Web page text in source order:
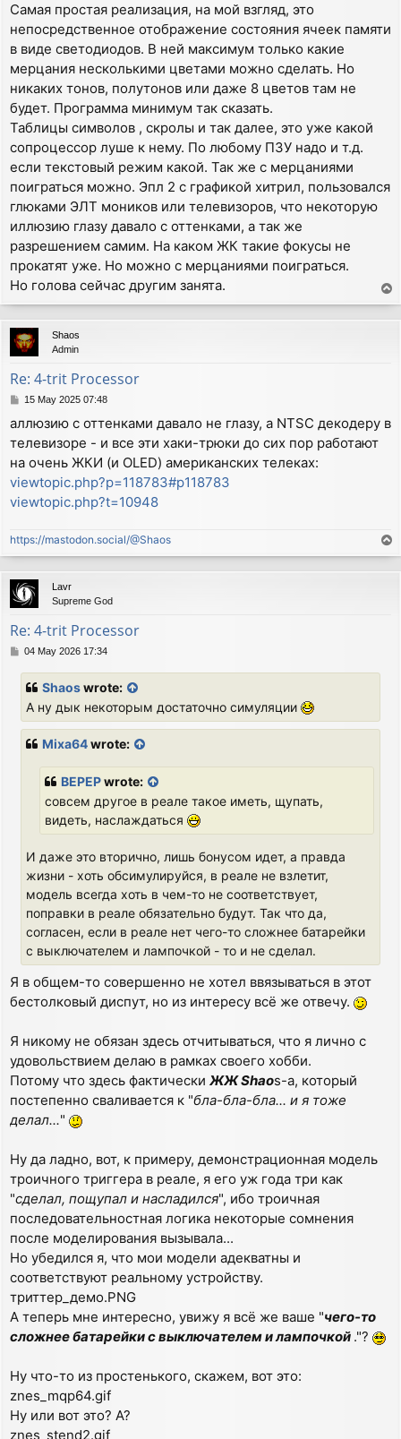
Самая простая реализация, на мой взгляд, это
непосредственное отображение состояния ячеек памяти
в виде светодиодов. В ней максимум только какие
мерцания несколькими цветами можно сделать. Но
никаких тонов, полутонов или даже 8 цветов там не
будет. Программа минимум так сказать.
Таблицы символов , скролы и так далее, это уже какой
сопроцессор луше к нему. По любому ПЗУ надо и т.д.
если текстовый режим какой. Так же с мерцаниями
поиграться можно. Эпл 2 с графикой хитрил, пользовался
глюками ЭЛТ моников или телевизоров, что некоторую
иллюзию глазу давало с оттенками, а так же
разрешением самим. На каком ЖК такие фокусы не
прокатят уже. Но можно с мерцаниями поиграться.
Но голова сейчас другим занята.
o
p
Shaos
Admin
Re: 4-trit Processor
P
s
t
15 May 2025 07:48
аллюзию с оттенками давало не глазу, а NTSC декодеру в
телевизоре - и все эти хаки-трюки до сих пор работают
на очень ЖКИ (и OLED) американских телеках:
viewtopic.php?p=118783#p118783
viewtopic.php?t=10948
https://mastodon.social/@Shaos
o
p
Lavr
Supreme God
Re: 4-trit Processor
P04 May 2026 17:34
Shaoswrote:
А ну дык некоторым достаточно симуляции
Mixa64wrote:
BEPEPwrote:
совсем другое в реале такое иметь, щупать,
видеть, наслаждаться
И даже это вторично, лишь бонусом идет, а правда
жизни - хоть обсимулируйся, в реале не взлетит,
модель всегда хоть в чем-то не соответствует,
поправки в реале обязательно будут. Так что да,
согласен, если в реале нет чего-то сложнее батарейки
с выключателем и лампочкой - то и не сделал.
Я в общем-то совершенно не хотел ввязываться в этот
бестолковый диспут, но из интересу всё же отвечу.
Я никому не обязан здесь отчитываться, что я лично с
удовольствием делаю в рамках своего хобби.
Потому что здесь фактически ЖЖ Shaos-а, который
постепенно сваливается к "бла-бла-бла... и я тоже
делал..."
Ну да ладно, вот, к примеру, демонстрационная модель
троичного триггера в реале, я его уж года три как
"сделал, пощупал и насладился", ибо троичная
последовательностная логика некоторые сомнения
после моделирования вызывала...
Но убедился я, что мои модели адекватны и
соответствуют реальному устройству.
триттер_демо.PNG
А теперь мне интересно, увижу я всё же ваше "чего-то
сложнее батарейки с выключателем и лампочкой ."?
Ну что-то из простенького, скажем, вот это:
znes_mqp64.gif
Ну или вот это? А?
znes_stend2.gif